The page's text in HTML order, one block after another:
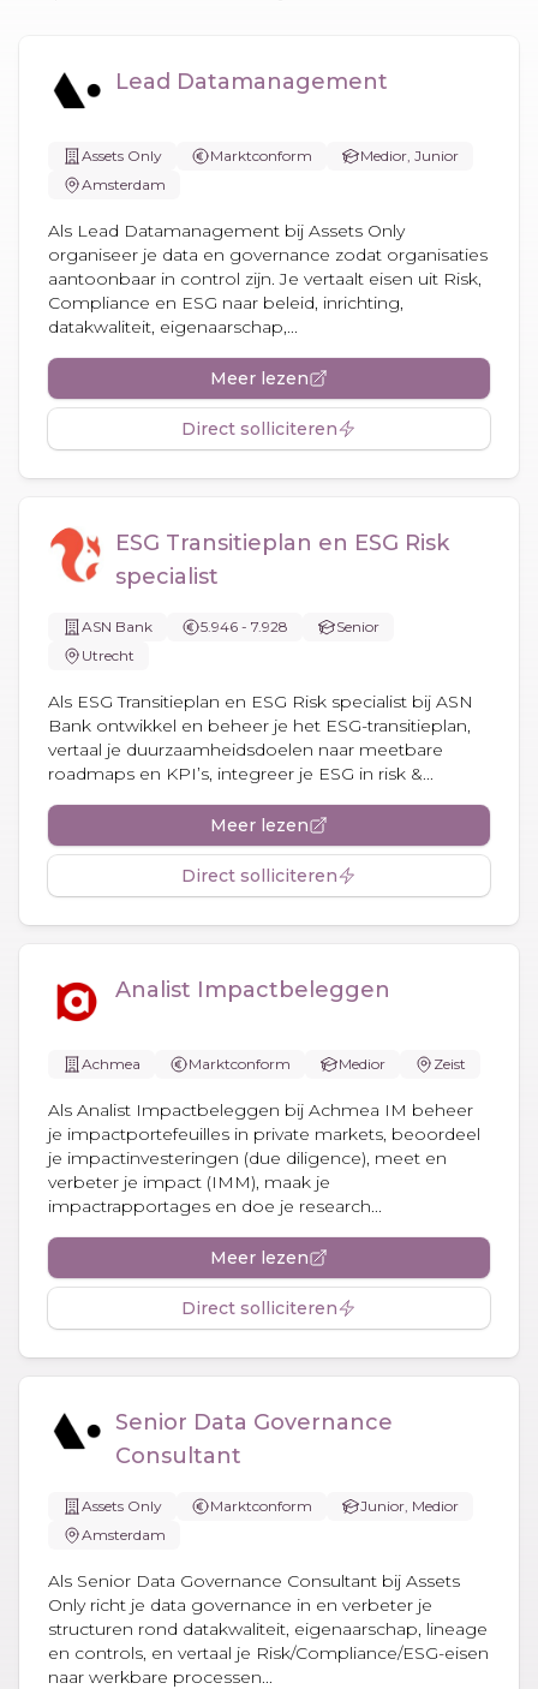
Lead Datamanagement
Assets Only Marktconform
Medior, Junior
Amsterdam
Als Lead Datamanagement bij Assets Only
organiseer je data en governance zodat organisaties
aantoonbaar in control zijn. Je vertaalt eisen uit Risk,
Compliance en ESG naar beleid, inrichting,
datakwaliteit, eigenaarschap,...
Meer lezen
Direct solliciteren
ESG Transitieplan en ESG Risk
specialist
ASN Bank 5.946 - 7.928
Senior
Utrecht
Als ESG Transitieplan en ESG Risk specialist bij ASN
Bank ontwikkel en beheer je het ESG-transitieplan,
vertaal je duurzaamheidsdoelen naar meetbare
roadmaps en KPI’s, integreer je ESG in risk &...
Meer lezen
Direct solliciteren
Analist Impactbeleggen
Achmea Marktconform Medior Zeist
Als Analist Impactbeleggen bij Achmea IM beheer
je impactportefeuilles in private markets, beoordeel
je impactinvesteringen (due diligence), meet en
verbeter je impact (IMM), maak je
impactrapportages en doe je research...
Meer lezen
Direct solliciteren
Senior Data Governance
Consultant
Assets Only Marktconform
Junior, Medior
Amsterdam
Als Senior Data Governance Consultant bij Assets
Only richt je data governance in en verbeter je
structuren rond datakwaliteit, eigenaarschap, lineage
en controls, en vertaal je Risk/Compliance/ESG-eisen
naar werkbare processen...